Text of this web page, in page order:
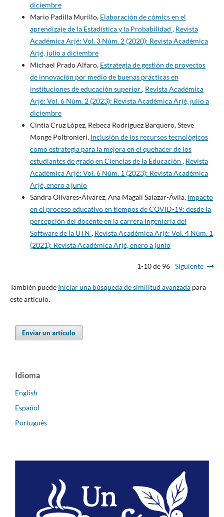
diciembre
Mario Padilla Murillo, Elaboración de cómics en el
aprendizaje de la Estadística y la Probabilidad , Revista
Académica Arjé: Vol. 3 Núm. 2 (2020): Revista Académica
Arjé, julio a diciembre
Michael Prado Alfaro, Estrategia de gestión de proyectos
de innovación por medio de buenas prácticas en
instituciones de educación superior, Revista Académica
Arjé: Vol. 6 Núm. 2 (2023): Revista Académica Arjé, julio a
diciembre
Cintia Cruz López, Rebeca Rodríguez Barquero, Steve
Monge Poltronieri, Inclusión de los recursos tecnológicos
como estrategia para la mejora en el quehacer de los
estudiantes de grado en Ciencias de la Educación , Revista
Académica Arjé: Vol. 6 Núm. 1 (2023): Revista Académica
Arjé, enero a junio
Sandra Olivares-Álvarez, Ana Magali Salazar-Ávila, Impacto
en el proceso educativo en tiempos de COVID-19: desde la
percepción del docente en la carrera Ingeniería del
Software de la UTN , Revista Académica Arjé: Vol. 4 Núm. 1
(2021): Revista Académica Arjé, enero a junio
1-10 de 96 Siguiente
También puede Iniciar una búsqueda de similitud avanzadapara
este artículo.
Enviar un artículo
Idioma
English
Español
Português